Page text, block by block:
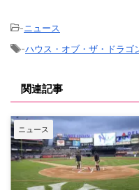
-ニュース
-ハウス・オブ・ザ・ドラゴ
関連記事
ニュース